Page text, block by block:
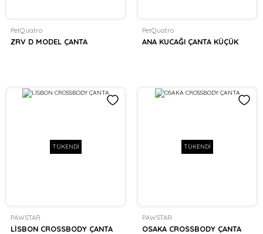
PetQuatro
ZRV D MODEL ÇANTA
PetQuatro
ANA KUCAĞI ÇANTA KÜÇÜK
TÜKENDİ
PAWSTAR
LİSBON CROSSBODY ÇANTA
TÜKENDİ
PAWSTAR
OSAKA CROSSBODY ÇANTA